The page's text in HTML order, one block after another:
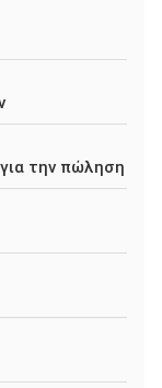
την πώληση